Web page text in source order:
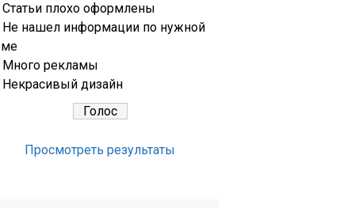
Статьи плохо оформлены
Не нашел информации по нужной
Много рекламы
Некрасивый дизайн
Просмотреть результаты